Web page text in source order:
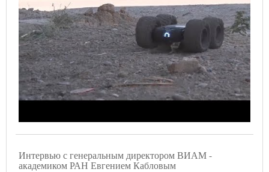
Интервью с генеральным директором ВИАМ -
академиком РАН Евгением Кабловым